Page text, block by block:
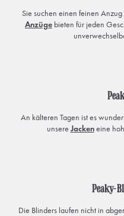
Sie suchen einen feinen
Anzüge bieten für jeden
An kälteren Tagen ist es
unsere Jackeneine
Peaky-
Die Blinders laufen nicht in